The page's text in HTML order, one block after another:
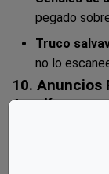
pegado
Truco
no lo
10. Anuncios
Aerolíneas
Tu vuelo se
Google y caes